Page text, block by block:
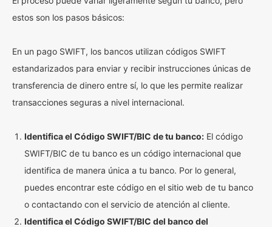
estos son los pasos básicos:
En un pago SWIFT, los bancos utilizan códigos SWIFT
estandarizados para enviar y recibir instrucciones únicas de
transferencia de dinero entre sí, lo que les permite realizar
transacciones seguras a nivel internacional.
Identifica el Código SWIFT/BIC de tu banco: El código
SWIFT/BIC de tu banco es un código internacional que
identifica de manera única a tu banco. Por lo general,
puedes encontrar este código en el sitio web de tu banco
o contactando con el servicio de atención al cliente.
Identifica el Código SWIFT/BIC del banco del